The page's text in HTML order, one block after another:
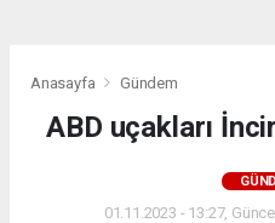
Anasayfa Gündem
ABD uçakları
01.11.2023 - 13:27,